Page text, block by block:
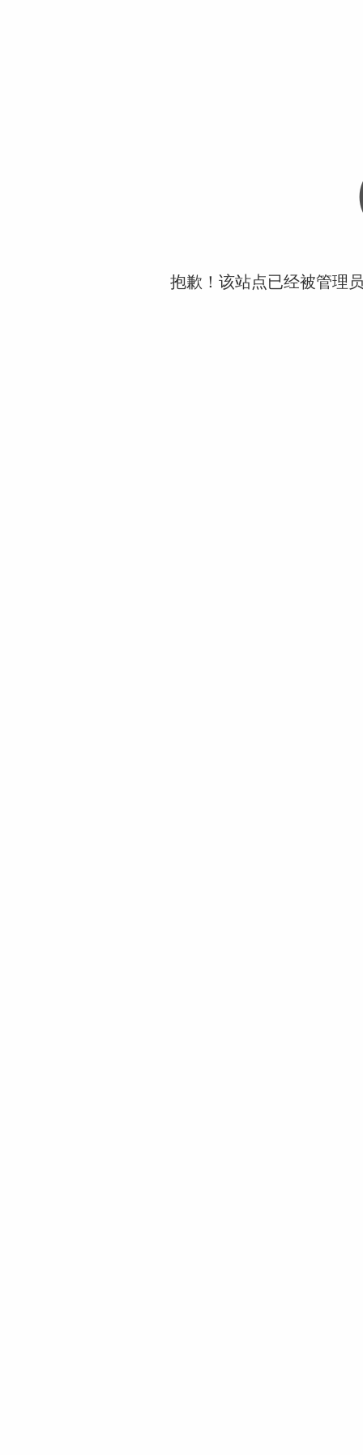
抱歉！该站点已经被管理